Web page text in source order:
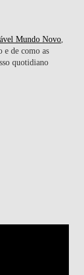
Mundo Novo
e de como as
quotidiano